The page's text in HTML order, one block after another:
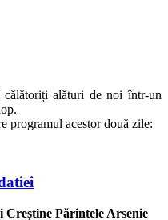
alături de noi într-un
programul acestor două zile:
Părintele Arsenie